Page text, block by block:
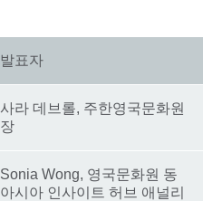
발표자
사라 데브롤, 주한영국문화원
장
Sonia Wong, 영국문화원 동
아시아 인사이트 허브 애널리